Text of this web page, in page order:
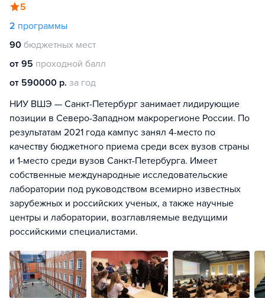
5
2 программы
90 бюджетных мест
от 95 проходной балл
от 590000 р. за год
НИУ ВШЭ — Санкт-Петербург занимает лидирующие
позиции в Северо-Западном макрорегионе России. По
результатам 2021 года кампус занял 4-место по
качеству бюджетного приема среди всех вузов страны
и 1-место среди вузов Санкт-Петербурга. Имеет
собственные международные исследовательские
лаборатории под руководством всемирно известных
зарубежных и российских ученых, а также научные
центры и лаборатории, возглавляемые ведущими
российскими специалистами.